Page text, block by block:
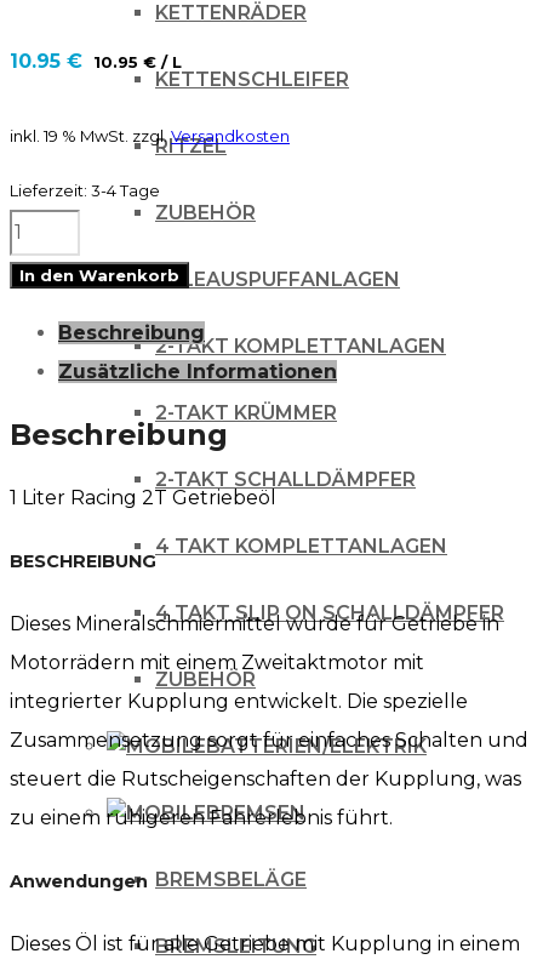
KETTENRÄDER
KETTENSCHLEIFER
RITZEL
ZUBEHÖR
AUSPUFFANLAGEN
2-TAKT KOMPLETTANLAGEN
2-TAKT KRÜMMER
2-TAKT SCHALLDÄMPFER
4 TAKT KOMPLETTANLAGEN
4 TAKT SLIP ON SCHALLDÄMPFER
ZUBEHÖR
BATTERIEN/ELEKTRIK
BREMSEN
BREMSBELÄGE
BREMSLEITUNG
10.95 € 10.95 € / L
inkl. 19 % MwSt. zzgl.Versandkosten
Lieferzeit: 3-4 Tage
CHAMPION
Moto
Getriebeöl
Menge
In den Warenkorb
Beschreibung
Zusätzliche Informationen
Beschreibung
1 Liter Racing 2T Getriebeöl
BESCHREIBUNG
Dieses Mineralschmiermittel wurde für Getriebe in
Motorrädern mit einem Zweitaktmotor mit
integrierter Kupplung entwickelt. Die spezielle
Zusammensetzung sorgt für einfaches Schalten und
steuert die Rutscheigenschaften der Kupplung, was
zu einem ruhigeren Fahrerlebnis führt.
Anwendungen
Dieses Öl ist für alle Getriebe mit Kupplung in einem